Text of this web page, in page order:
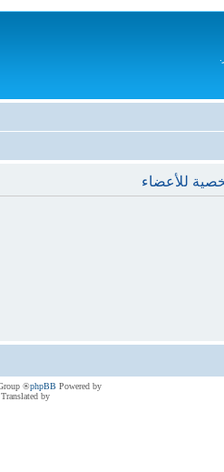
للأعضاء
Powered by
phpBB
® Forum Software © phpBB Group
Translated by